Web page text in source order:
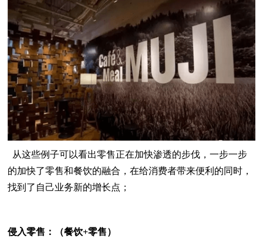
从这些例子可以看出零售正在加快渗透的步伐，一步一步
的加快了零售和餐饮的融合，在给消费者带来便利的同时，
找到了自己业务新的增长点；
侵入零售：（餐饮+零售）